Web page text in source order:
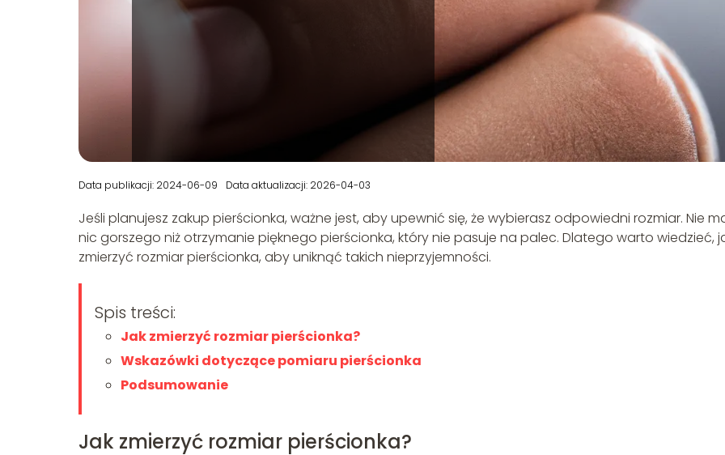
Data publikacji: 2024-06-09 Data aktualizacji: 2026-04-03
Jeśli planujesz zakup pierścionka, ważne jest, aby upewnić się, że wybierasz odpowiedni rozmiar. Nie
nic gorszego niż otrzymanie pięknego pierścionka, który nie pasuje na palec. Dlatego warto wiedzieć,
zmierzyć rozmiar pierścionka, aby uniknąć takich nieprzyjemności.
Spis treści:
Jak zmierzyć rozmiar pierścionka?
Wskazówki dotyczące pomiaru pierścionka
Podsumowanie
Jak zmierzyć rozmiar pierścionka?